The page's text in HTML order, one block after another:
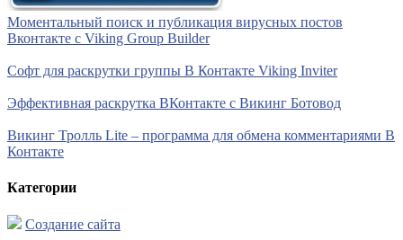
Моментальный поиск и публикация вирусных постов
Вконтакте с Viking Group Builder
Софт для раскрутки группы В Контакте Viking Inviter
Эффективная раскрутка ВКонтакте с Викинг Ботовод
Викинг Тролль Lite – программа для обмена комментариями В
Контакте
Категории
Создание сайта